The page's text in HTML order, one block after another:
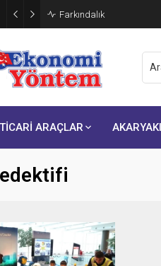
Farkındalık
TİCARİ ARAÇLAR